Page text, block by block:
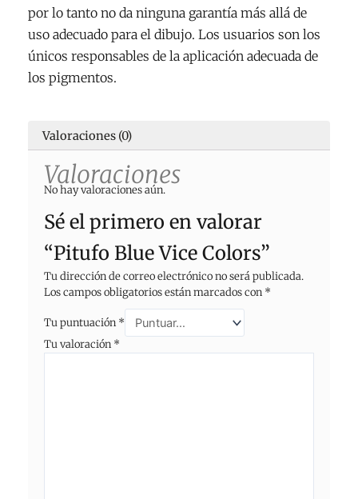
por lo tanto no da ninguna garantía más allá de
uso adecuado para el dibujo. Los usuarios son los
únicos responsables de la aplicación adecuada de
los pigmentos.
Valoraciones (0)
Valoraciones
No hay valoraciones aún.
Sé el primero en valorar
“Pitufo Blue Vice Colors”
Tu dirección de correo electrónico no será publicada.
Los campos obligatorios están marcados con *
Tu puntuación *
Tu valoración *